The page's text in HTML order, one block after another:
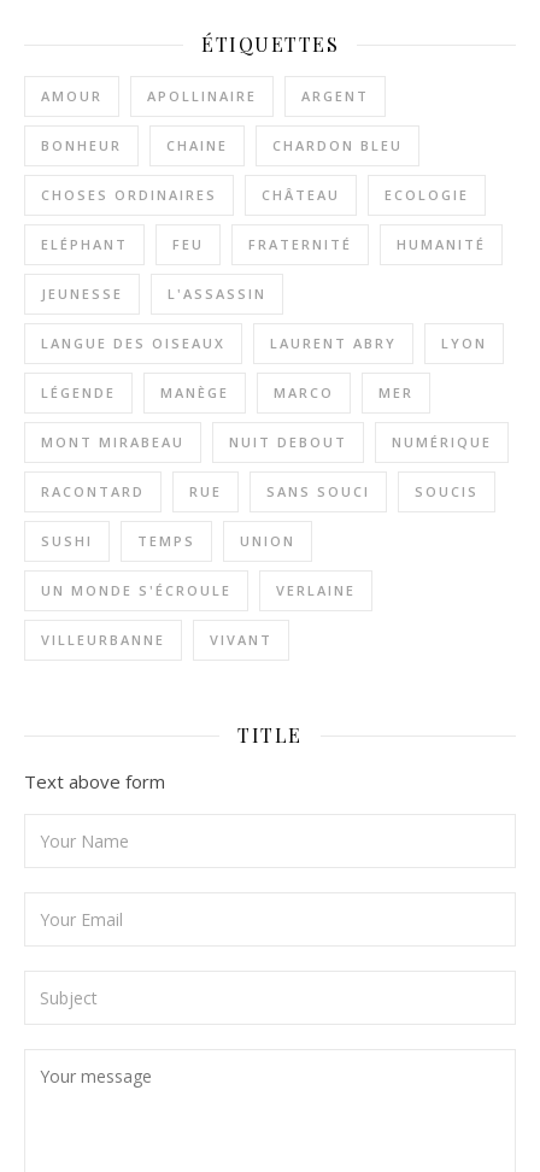
ÉTIQUETTES
AMOUR APOLLINAIRE ARGENT
BONHEUR CHAINE CHARDON BLEU
CHOSES ORDINAIRES CHÂTEAU ECOLOGIE
ELÉPHANT FEU FRATERNITÉ HUMANITÉ
JEUNESSE L'ASSASSIN
LANGUE DES OISEAUX LAURENT ABRY LYON
LÉGENDE MANÈGE MARCO MER
MONT MIRABEAU NUIT DEBOUT NUMÉRIQUE
RACONTARD RUE SANS SOUCI SOUCIS
SUSHI TEMPS UNION
UN MONDE S'ÉCROULE VERLAINE
VILLEURBANNE VIVANT
TITLE
Text above form